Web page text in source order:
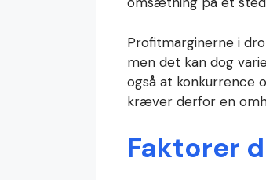
Profitmarginerne i
men det kan dog
også at konkurrence
kræver derfor en
Faktorer